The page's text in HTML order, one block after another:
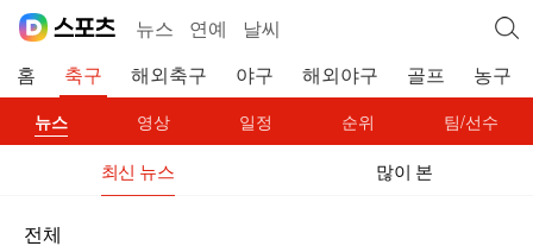
뉴스 연예 날씨
홈 축구 해외축구 야구 해외야구 골프 농구
뉴스 영상 일정 순위 팀/선수
최신 뉴스 많이 본
전체